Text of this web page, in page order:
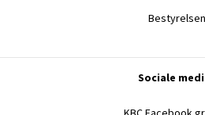
Bestyrelsen
Sociale